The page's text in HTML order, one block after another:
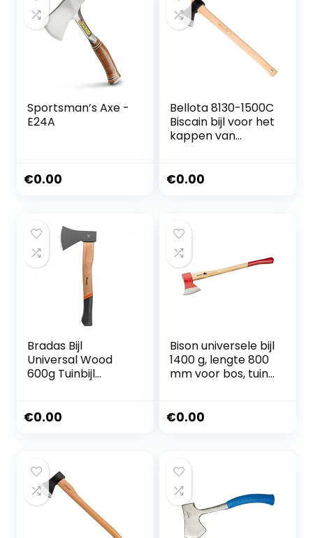
Sportsman’s Axe -
E24A
€0.00
Bellota 8130-1500C
Biscain bijl voor het
kappen van
voor het snijden
handvat
€0.00
Bradas Bijl
Universal Wood
600g Tuinbijl
€0.00
Bison universele bijl
1400 g, lengte 800
mm voor bos, tuin
€0.00